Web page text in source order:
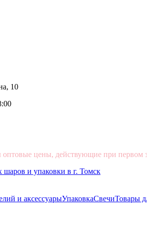
10
цены, действующие при первом
и аксессуарыУпаковкаСвечиТовары